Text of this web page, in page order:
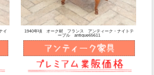
イ
1940年頃 オーク材 フランス アンティーク・ナイトテ
ーブル antique65611